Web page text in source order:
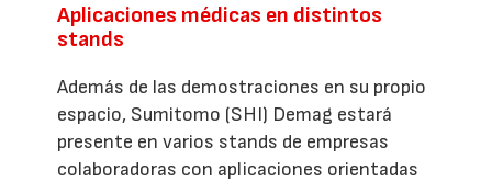
Aplicaciones médicas en distintos
stands
Además de las demostraciones en su propio
espacio, Sumitomo (SHI) Demag estará
presente en varios stands de empresas
colaboradoras con aplicaciones orientadas